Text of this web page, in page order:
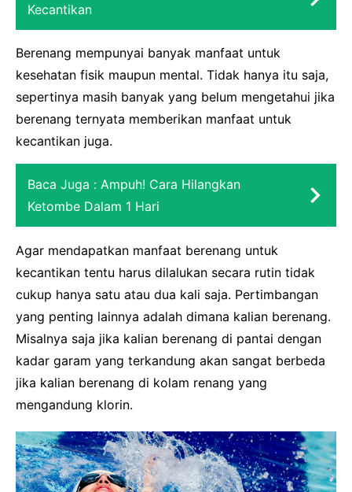
Kecantikan
Berenang mempunyai banyak manfaat untuk
kesehatan fisik maupun mental. Tidak hanya itu saja,
sepertinya masih banyak yang belum mengetahui jika
berenang ternyata memberikan manfaat untuk
kecantikan juga.
Baca Juga : Ampuh! Cara Hilangkan
Ketombe Dalam 1 Hari
Agar mendapatkan manfaat berenang untuk
kecantikan tentu harus dilalukan secara rutin tidak
cukup hanya satu atau dua kali saja. Pertimbangan
yang penting lainnya adalah dimana kalian berenang.
Misalnya saja jika kalian berenang di pantai dengan
kadar garam yang terkandung akan sangat berbeda
jika kalian berenang di kolam renang yang
mengandung klorin.